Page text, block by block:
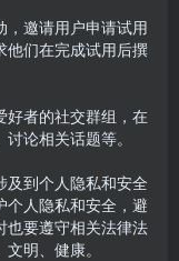
，邀请用户申请试用
他们在完成试用后撰
好者的社交群组，在
论相关话题等。
及到个人隐私和安全
个人隐私和安全，避
也要遵守相关法律法
明、健康。